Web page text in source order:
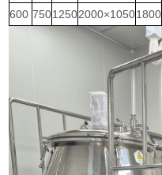
600 75012502000×10501800